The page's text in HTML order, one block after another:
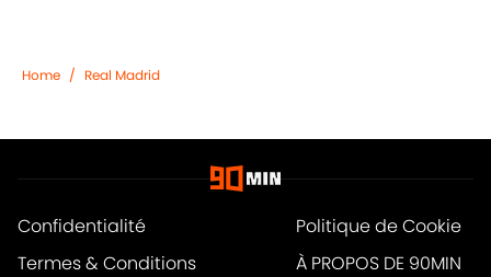
Home / Real Madrid
Confidentialité
Politique de Cookie
Termes & Conditions
À PROPOS DE 90MIN